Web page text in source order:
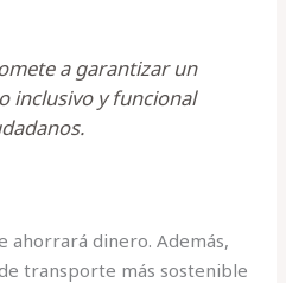
a garantizar un
inclusivo y funcional
ahorrará dinero. Además,
transporte más sostenible